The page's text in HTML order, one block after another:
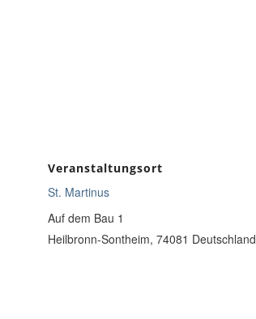
Veranstaltungsort
St. Martinus
Auf dem Bau 1
Heilbronn-Sontheim, 74081 Deutschland